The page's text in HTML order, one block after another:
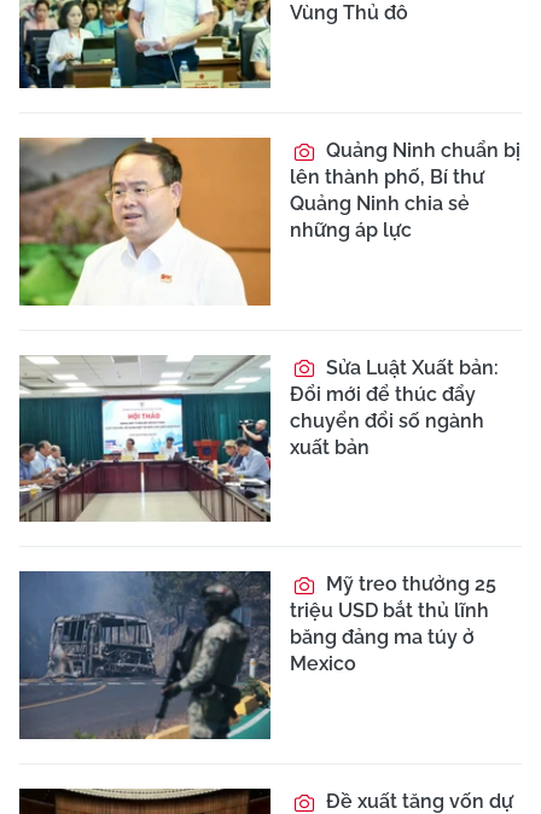
Vùng Thủ đô
Quảng Ninh chuẩn bị
lên thành phố, Bí thư
Quảng Ninh chia sẻ
những áp lực
Sửa Luật Xuất bản:
Đổi mới để thúc đẩy
chuyển đổi số ngành
xuất bản
Mỹ treo thưởng 25
triệu USD bắt thủ lĩnh
băng đảng ma túy ở
Mexico
Đề xuất tăng vốn dự